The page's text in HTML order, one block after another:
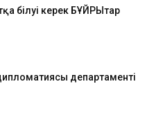
білуі керек БҰЙРЫҚтар
департаменті